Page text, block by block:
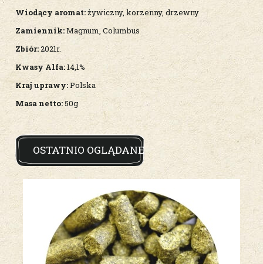
Wiodący aromat:żywiczny, korzenny, drzewny
Zamiennik:Magnum, Columbus
Zbiór:2021r.
Kwasy Alfa:14,1%
Kraj uprawy:Polska
Masa netto:50g
OSTATNIO OGLĄDANE